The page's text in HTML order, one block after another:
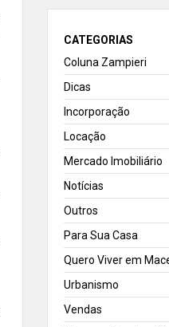
CATEGORIAS
Coluna Zampieri
Dicas
Incorporação
Locação
Mercado Imobiliário
Notícias
Outros
Para Sua Casa
Quero Viver em
Urbanismo
Vendas